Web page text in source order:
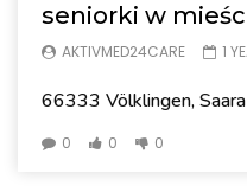
seniorki w
AKTIVMED24CARE 1
66333 Völklingen, Saara
0 0 0